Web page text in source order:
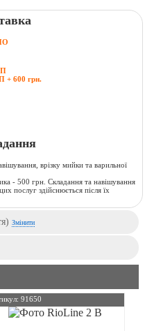
+ 600 грн.
врізку мийки та варильної
- 500 грн. Складання та навішування
послуг здійснюється після їх
Змінити
91650